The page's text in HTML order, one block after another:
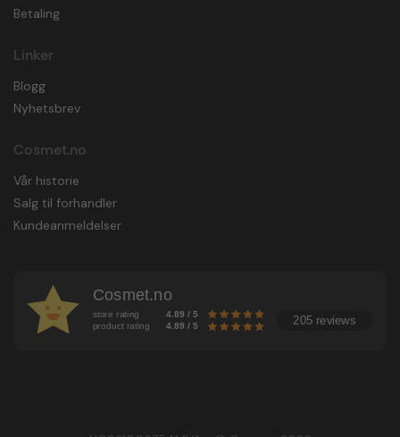
Betaling
Linker
Blogg
Nyhetsbrev
Cosmet.no
Vår historie
Salg til forhandler
Kundeanmeldelser
Cosmet.no
store rating 4.89 / 5
product rating 4.89 / 5 205 reviews